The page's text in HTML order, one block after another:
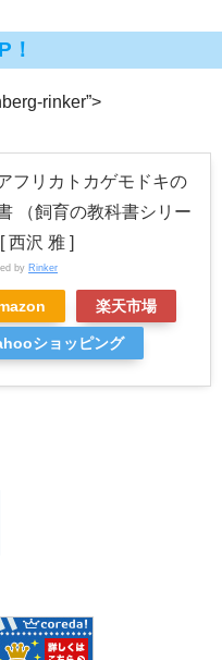
！
rinker”>
フリカトカゲモドキの
（飼育の教科書シリー
西沢 雅 ]
by Rinker
楽天市場
ショッピング